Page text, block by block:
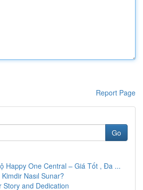
Report Page
Go
Happy One Central – Giá Tốt , Đa ...
Nasıl Sunar?
Story and Dedication